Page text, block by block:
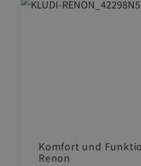
Komfort und
Renon